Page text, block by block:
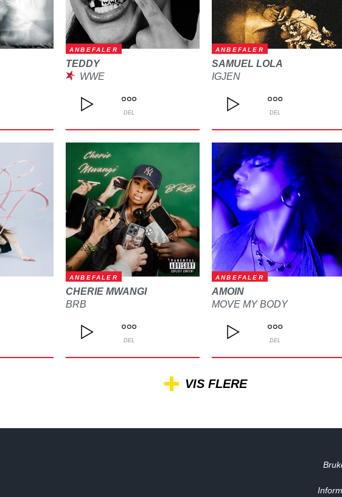
ANBEFALER
TEDDY
WWE
DEL
ANBEFALER
SAMUEL LOLA
IGJEN
DEL
ANBEFALER
CHERIE MWANGI
BRB
DEL
ANBEFALER
AMOIN
MOVE MY BODY
DEL
VIS FLERE